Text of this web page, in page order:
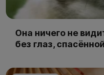
Она ничего не
без глаз,